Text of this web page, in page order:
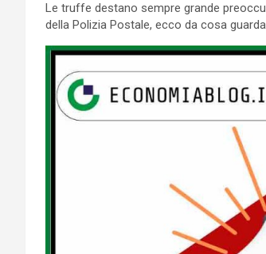
Le truffe destano sempre grande
della Polizia Postale, ecco da cosa